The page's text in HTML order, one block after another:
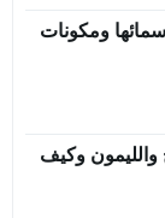
ومكونات
والليمون وكيف